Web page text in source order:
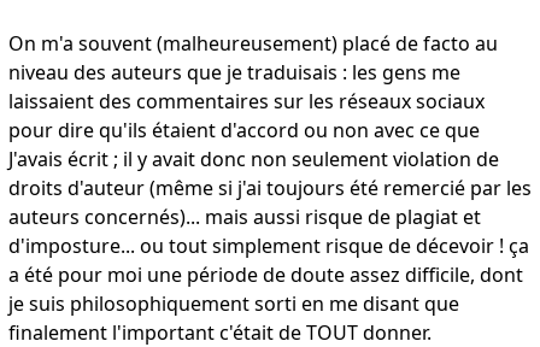
On m'a souvent (malheureusement) placé de facto au
niveau des auteurs que je traduisais : les gens me
laissaient des commentaires sur les réseaux sociaux
pour dire qu'ils étaient d'accord ou non avec ce que
J'avais écrit ; il y avait donc non seulement violation de
droits d'auteur (même si j'ai toujours été remercié par les
auteurs concernés)... mais aussi risque de plagiat et
d'imposture... ou tout simplement risque de décevoir ! ça
a été pour moi une période de doute assez difficile, dont
je suis philosophiquement sorti en me disant que
finalement l'important c'était de TOUT donner.